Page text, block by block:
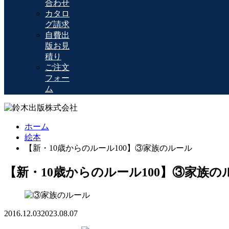
合わせ
カタロ
グ請求
自費出
版お見
積り
ご注文
フォー
ム
ホーム
絵本
【新・10歳からのルール100】③家族のルール
【新・10歳からのルール100】③家族の
2016.12.032023.08.07